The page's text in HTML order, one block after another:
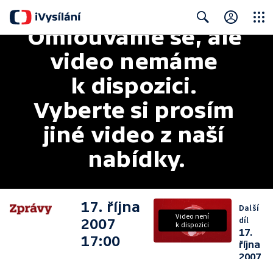
Search
Omlouváme se, ale
video nemáme
k dispozici.
Vyberte si prosím
jiné video z naší
nabídky.
17. října
2007
17:00
Video není
k dispozici
Další
díl
17.
října
2007